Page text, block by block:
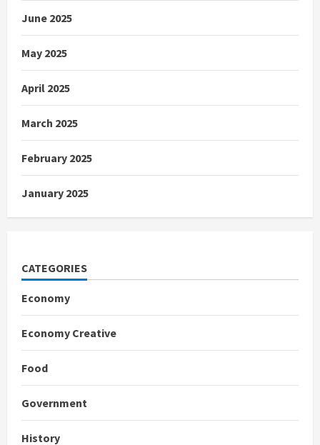
June 2025
May 2025
April 2025
March 2025
February 2025
January 2025
CATEGORIES
Economy
Economy Creative
Food
Government
History